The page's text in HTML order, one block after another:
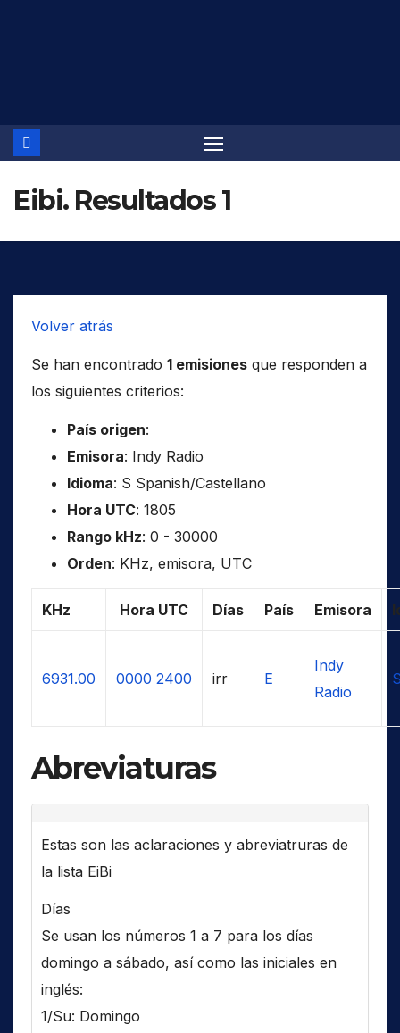
Eibi. Resultados 1
Volver atrás
Se han encontrado 1 emisiones que responden a
los siguientes criterios:
País origen:
Emisora: Indy Radio
Idioma: S Spanish/Castellano
Hora UTC: 1805
Rango kHz: 0 - 30000
Orden: KHz, emisora, UTC
KHz Hora UTC Días País Emisora
6931.00 0000 2400 irr E
Indy
Radio
Abreviaturas
Estas son las aclaraciones y abreviatruras de
la lista EiBi
Días
Se usan los números 1 a 7 para los días
domingo a sábado, así como las iniciales en
inglés:
1/Su: Domingo